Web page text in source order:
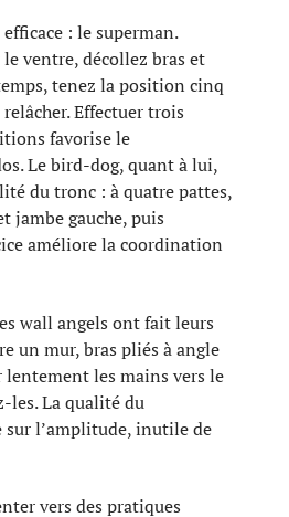
: le superman.
ventre, décollez bras et
tenez la position cinq
Effectuer trois
favorise le
Le bird-dog, quant à lui,
du tronc : à quatre pattes,
jambe gauche, puis
améliore la coordination
wall angels ont fait leurs
un mur, bras pliés à angle
les mains vers le
les. La qualité du
l’amplitude, inutile de
vers des pratiques